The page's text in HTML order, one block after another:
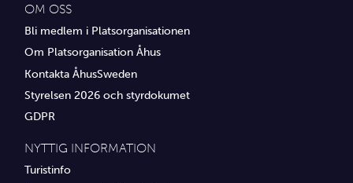
OM OSS
Bli medlem i Platsorganisationen
Om Platsorganisation Åhus
Kontakta ÅhusSweden
Styrelsen 2026 och styrdokumet
GDPR
NYTTIG INFORMATION
Turistinfo